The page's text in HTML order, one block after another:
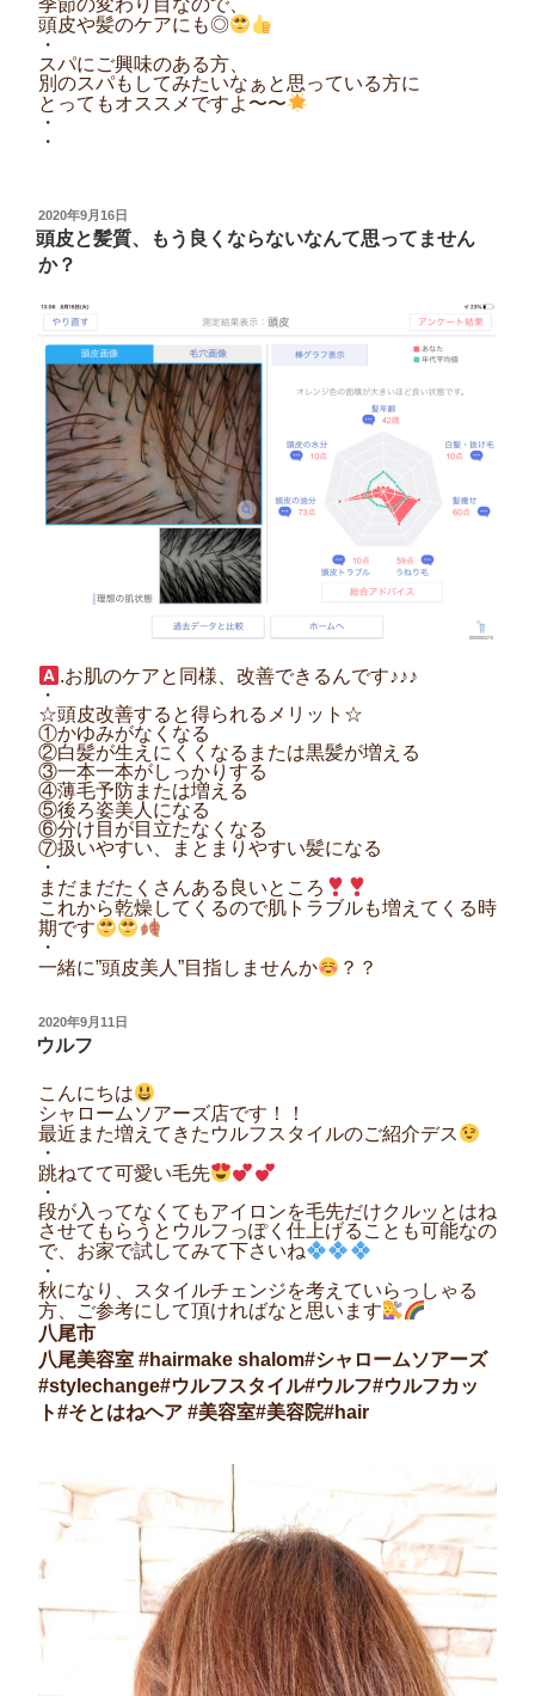
季節の変わり目なので、
頭皮や髪のケアにも◎
・
スパにご興味のある方、
別のスパもしてみたいなぁと思っている方に
とってもオススメですよ〜〜
・
・
投
稿
日:
2020年9月16日
頭皮と髪質、もう良くならないなんて思ってません
か？
.お肌のケアと同様、改善できるんです♪♪♪
・
☆頭皮改善すると得られるメリット☆
①かゆみがなくなる
②白髪が生えにくくなるまたは黒髪が増える
③一本一本がしっかりする
④薄毛予防または増える
⑤後ろ姿美人になる
⑥分け目が目立たなくなる
⑦扱いやすい、まとまりやすい髪になる
・
まだまだたくさんある良いところ
これから乾燥してくるので肌トラブルも増えてくる時
期です
・
一緒に”頭皮美人”目指しませんか
？？
投
稿
日:
2020年9月11日
ウルフ
こんにちは
シャロームソアーズ店です！！
最近また増えてきたウルフスタイルのご紹介デス
・
跳ねてて可愛い毛先
・
段が入ってなくてもアイロンを毛先だけクルッとはね
させてもらうとウルフっぽく仕上げることも可能なの
で、お家で試してみて下さいね
・
秋になり、スタイルチェンジを考えていらっしゃる
方、ご参考にして頂ければなと思います
八尾市
八尾美容室 #hairmake shalom#シャロームソアーズ
#stylechange#ウルフスタイル#ウルフ#ウルフカッ
ト#そとはねヘア #美容室#美容院#hair